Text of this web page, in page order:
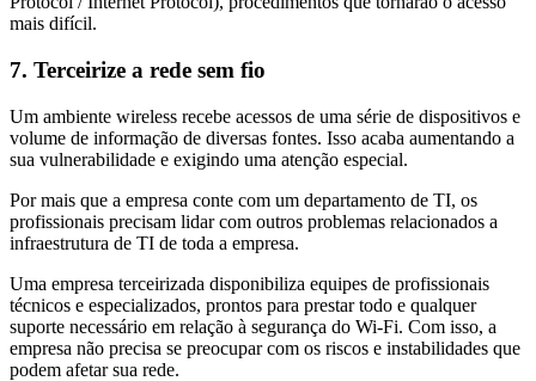
mais difícil.
7. Terceirize a rede sem fio
Um ambiente wireless recebe acessos de uma série de dispositivos e
volume de informação de diversas fontes. Isso acaba aumentando a
sua vulnerabilidade e exigindo uma atenção especial.
Por mais que a empresa conte com um departamento de TI, os
profissionais precisam lidar com outros problemas relacionados a
infraestrutura de TI de toda a empresa.
Uma empresa terceirizada disponibiliza equipes de profissionais
técnicos e especializados, prontos para prestar todo e qualquer
suporte necessário em relação à segurança do Wi-Fi. Com isso, a
empresa não precisa se preocupar com os riscos e instabilidades que
podem afetar sua rede.